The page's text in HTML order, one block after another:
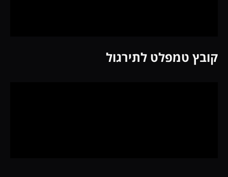
קובץ טמפלט לתירגול